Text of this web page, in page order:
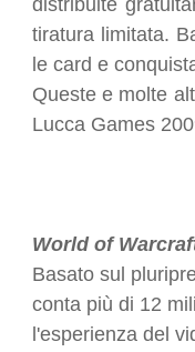
distribuite
tiratura limitata.
le card e
Queste e molte
Lucca Games
World of
Basato sul
conta più di 12
l'esperienza del